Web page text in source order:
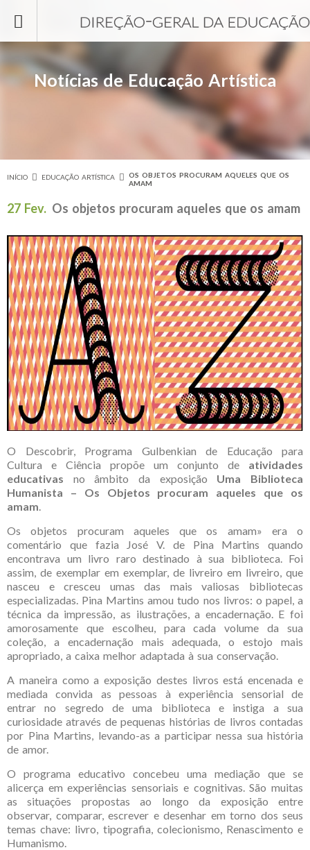
Notícias de Educação Artística
Está aqui
INÍCIO EDUCAÇÃO ARTÍSTICA
OS OBJETOS PROCURAM AQUELES QUE OS
AMAM
27 Fev. Os objetos procuram aqueles que os amam
O Descobrir, Programa Gulbenkian de Educação para
Cultura e Ciência propõe um conjunto de atividades
educativas no âmbito da exposição Uma Biblioteca
Humanista – Os Objetos procuram aqueles que os
amam.
Os objetos procuram aqueles que os amam» era o
comentário que fazia José V. de Pina Martins quando
encontrava um livro raro destinado à sua biblioteca. Foi
assim, de exemplar em exemplar, de livreiro em livreiro, que
nasceu e cresceu umas das mais valiosas bibliotecas
especializadas. Pina Martins amou tudo nos livros: o papel, a
técnica da impressão, as ilustrações, a encadernação. E foi
amorosamente que escolheu, para cada volume da sua
coleção, a encadernação mais adequada, o estojo mais
apropriado, a caixa melhor adaptada à sua conservação.
A maneira como a exposição destes livros está encenada e
mediada convida as pessoas à experiência sensorial de
entrar no segredo de uma biblioteca e instiga a sua
curiosidade através de pequenas histórias de livros contadas
por Pina Martins, levando-as a participar nessa sua história
de amor.
O programa educativo concebeu uma mediação que se
alicerça em experiências sensoriais e cognitivas. São muitas
as situações propostas ao longo da exposição entre
observar, comparar, escrever e desenhar em torno dos seus
temas chave: livro, tipografia, colecionismo, Renascimento e
Humanismo.